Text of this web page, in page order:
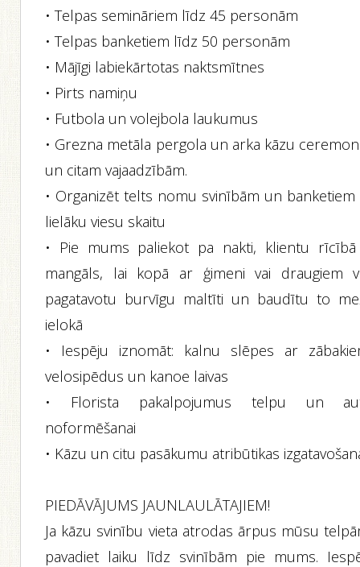
• Telpas semināriem līdz 45 personām
• Telpas banketiem līdz 50 personām
• Mājīgi labiekārtotas naktsmītnes
• Pirts namiņu
• Futbola un volejbola laukumus
• Grezna metāla pergola un arka kāzu
un citam vajaadzībām.
• Organizēt telts nomu svinībām un banketiem
lielāku viesu skaitu
• Pie mums paliekot pa nakti, klientu
mangāls, lai kopā ar ģimeni vai draugiem
pagatavotu burvīgu maltīti un baudītu to
ielokā
• Iespēju iznomāt: kalnu slēpes ar
velosipēdus un kanoe laivas
• Florista pakalpojumus telpu un
noformēšanai
• Kāzu un citu pasākumu atribūtikas
PIEDĀVĀJUMS JAUNLAULĀTAJIEM!
Ja kāzu svinību vieta atrodas ārpus mūsu
pavadiet laiku līdz svinībām pie mums.